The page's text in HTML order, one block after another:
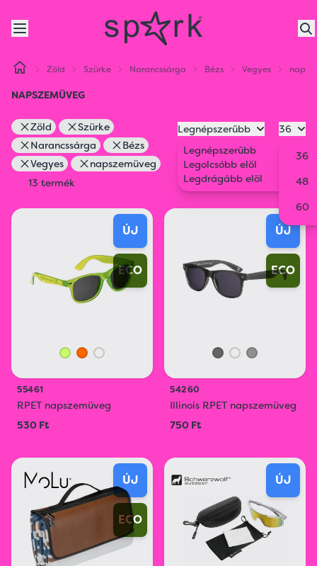
Zöld Szürke Narancssárga Bézs Vegyes
NAPSZEMÜVEG
Zöld
Szürke
Narancssárga
Bézs
Vegyes
napszemüveg
13 termék
Legnépszerűbb
Legnépszerűbb
Legolcsóbb elöl
Legdrágább elöl
36
36
48
60
ÚJ
ECO
55461
RPET napszemüveg
530 Ft
ÚJ
ECO
54260
Illinois RPET napszemüveg
750 Ft
ÚJ
ECO
ÚJ